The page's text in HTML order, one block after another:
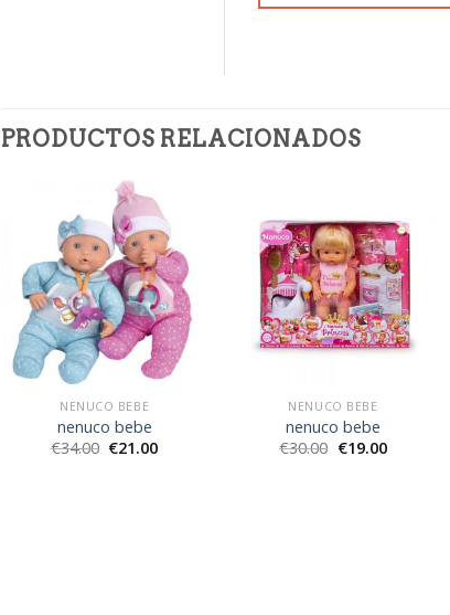
PRODUCTOS RELACIONADOS
NENUCO BEBE
nenuco bebe
€34.00 €21.00
NENUCO BEBE
nenuco bebe
€30.00 €19.00